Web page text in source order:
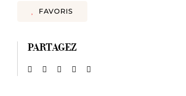
FAVORIS
PARTAGEZ